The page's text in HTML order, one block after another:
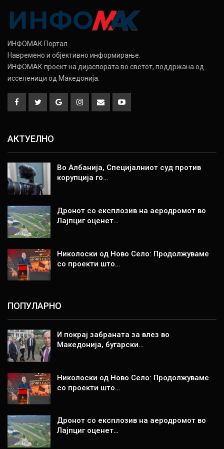
ИНФОМАК Портал
Навремено и објективно информирање.
ИНФОМАК проект на дијаспората во светот, поддржана од
исселеници од Македонија.
АКТУЕЛНО
Во Албанија, Специјалниот суд против
корупција го…
Дронот со експлозив на аеродромот во
Лајпциг оценет…
Николоски од Ново Село: Продолжуваме
со проекти што…
ПОПУЛАРНО
И покрај забраната за влез во
Македонија, бугарски…
Николоски од Ново Село: Продолжуваме
со проекти што…
Дронот со експлозив на аеродромот во
Лајпциг оценет…